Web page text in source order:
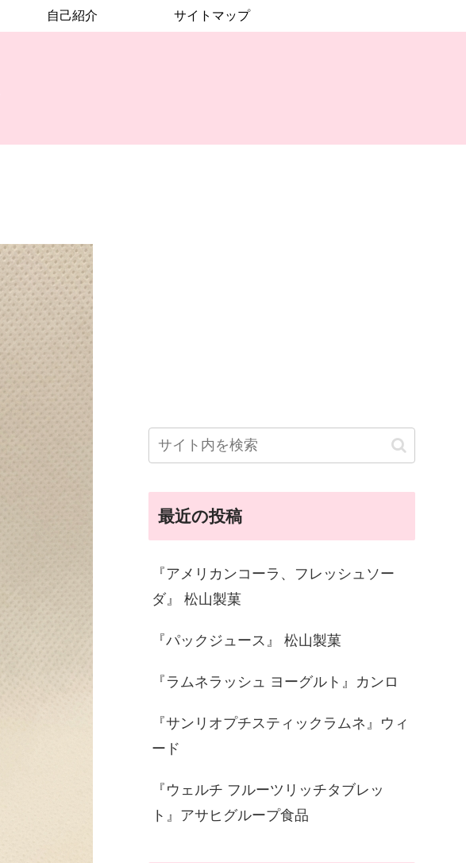
自己紹介 サイトマップ
最近の投稿
『アメリカンコーラ、フレッシュソー
ダ』 松山製菓
『パックジュース』 松山製菓
『ラムネラッシュ ヨーグルト』カンロ
『サンリオプチスティックラムネ』ウィ
ード
『ウェルチ フルーツリッチタブレッ
ト』アサヒグループ食品